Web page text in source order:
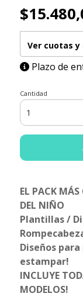
Ver cuotas
Plazo de
Cantidad
EL PACK
DEL NIÑO
Plantillas /
Diseños
estampar!
INCLUYE
MODELOS!